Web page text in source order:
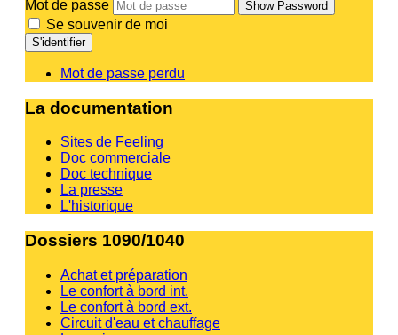
Mot de passe
Show Password
Se souvenir de moi
S'identifier
Mot de passe perdu
La documentation
Sites de Feeling
Doc commerciale
Doc technique
La presse
L'historique
Dossiers 1090/1040
Achat et préparation
Le confort à bord int.
Le confort à bord ext.
Circuit d'eau et chauffage